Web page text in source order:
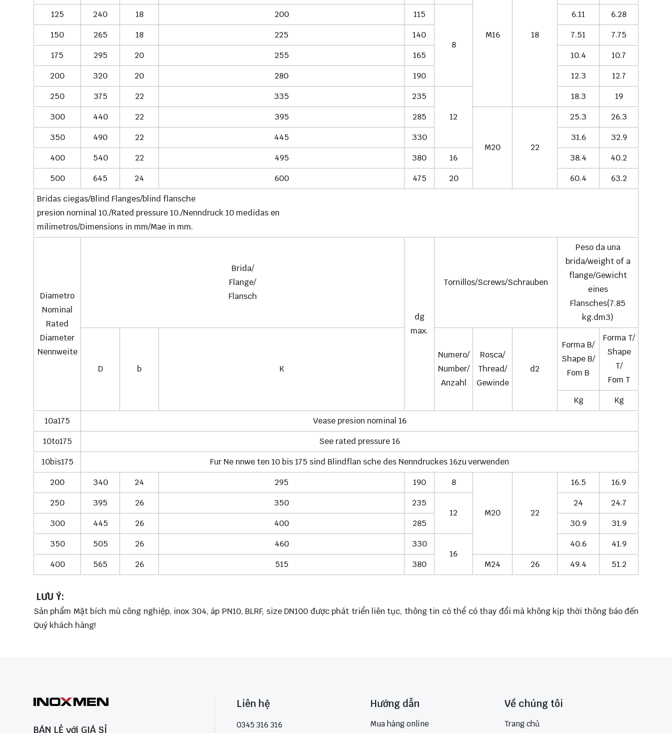
M16 18
125
240 18 200 115
8
6.11
6.28
150
265 18 225 140 7.51
7.75
175
295 20 255 165 10.4
10.7
200
320 20 280 190 12.3
12.7
250
375 22 335
235
12
18.3
19
300
440 22 395 285
M20 22
25.3
26.3
350
490 22 445 330 31.6
32.9
400
540 22 495 380 16 38.4
40.2
500
645 24 600 475 20 60.4
63.2
Bridas ciegas/Blind Flanges/blind flansche
presion norninal 10./Rated pressure 10./Nenndruck 10 medidas en
milimetros/Dimensions in mm/Mae in mm.
Diametro
Nominal
Rated
Diameter
Nennweite
Brida/
Flange/
Flansch
dg
max.
Tornillos/Screws/Schrauben
Peso da una
brida/weight of a
flange/Gewicht
eines
Flansches(7.85
kg.dm3)
D b K
Numero/
Number/
Anzahl
Rosca/
Thread/
Gewinde
d2
Forma B/
Shape B/
Fom B
Forma T/
Shape
T/
Fom T
Kg
Kg
10a175
Vease presion nominal 16
10to175
See rated pressure 16
10bis175
Fur Ne nnwe ten 10 bis 175 sind Blindflan sche des Nenndruckes 16zu verwenden
200
340 24 295 190 8
M20 22
16.5
16.9
250
395 26 350
235
12
24
24.7
300
445 26 400 285 30.9
31.9
350
505 26 460
330
16
40.6
41.9
400
565 26 515 380 M24 26 49.4 51.2
LƯU Ý:
Sản phẩm Mặt bích mù công nghiệp, inox 304, áp PN10, BLRF, size DN100 được phát triển liên tục, thông tin có thể có thay đổi mà không kịp thời thông báo đến
Quý khách hàng!
BÁN LẺ với GIÁ SỈ
Liên hệ
0345 316 316
Hướng dẫn
Mua hàng online
Về chúng tôi
Trang chủ